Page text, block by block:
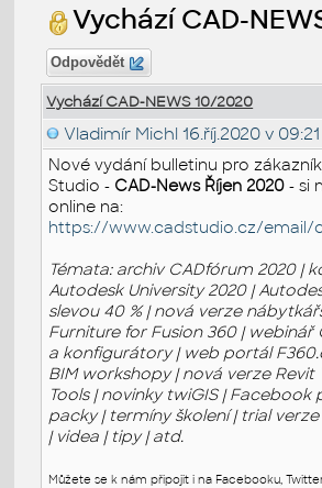
Vychází CAD-
Odpovědět
Vychází CAD-NEWS 10/2020
Vladimír Michl 16.říj.2020 v 09:21
Nové vydání bulletinu pro
Studio - CAD-News Říjen 2020 - si
online na:
https://www.cadstudio.cz/email/
Témata: archiv CADfórum 2020 |
Autodesk University 2020 |
slevou 40 % | nová verze
Furniture for Fusion 360 | webinář
a konfigurátory | web portál
BIM workshopy | nová verze Revit
Tools | novinky twiGIS | Facebook
packy | termíny školení | trial verze
| videa | tipy | atd.
Můžete se k nám připojit i na Facebooku,